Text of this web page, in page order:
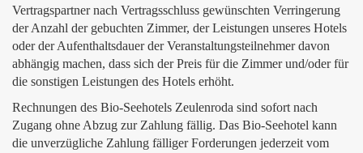
Vertragspartner nach Vertragsschluss gewünschten Verringerung
der Anzahl der gebuchten Zimmer, der Leistungen unseres Hotels
oder der Aufenthaltsdauer der Veranstaltungsteilnehmer davon
abhängig machen, dass sich der Preis für die Zimmer und/oder für
die sonstigen Leistungen des Hotels erhöht.
Rechnungen des Bio-Seehotels Zeulenroda sind sofort nach
Zugang ohne Abzug zur Zahlung fällig. Das Bio-Seehotel kann
die unverzügliche Zahlung fälliger Forderungen jederzeit vom